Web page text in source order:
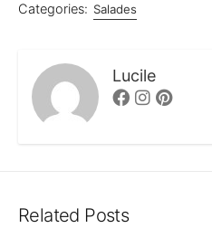
Categories: Salades
Lucile
FacebookInstagram
Pinterest
Related Posts